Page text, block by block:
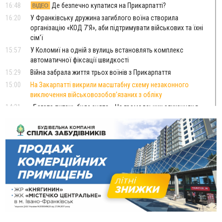
16:48 ВІДЕО
Де безпечно купатися на Прикарпатті?
16:20
У Франківську дружина загиблого воїна створила
організацію «КОД 7'Я», аби підтримувати військових та їхні
сім'ї
15:57
У Коломиї на одній з вулиць встановлять комплекс
автоматичної фіксації швидкості
15:29
Війна забрала життя трьох воїнів з Прикарпаття
15:00
На Закарпатті викрили масштабну схему незаконного
виключення військовозобов’язаних з обліку
14:31
«Багато питань буде знято». На громадських слуханнях в
Яремче обговорили, як вирішити питання джипінгу в
Карпатах
13:54
5 «тихих» хвороб, які виявляє профілактичне обстеження
13:30
ФОТО На Надрічній тривають останні приготування до
нового руху
12:57
У Франківську зафіксували найбільшу спеку за всю історію
спостережень
12:24
Лікування наркоманії Київ: чому важливо розпочати
терапію якомога раніше